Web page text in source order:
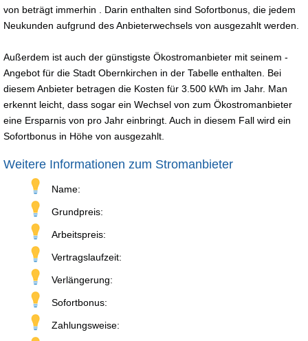
von beträgt immerhin . Darin enthalten sind Sofortbonus, die jedem
Neukunden aufgrund des Anbieterwechsels von ausgezahlt werden.
Außerdem ist auch der günstigste Ökostromanbieter mit seinem -
Angebot für die Stadt Obernkirchen in der Tabelle enthalten. Bei
diesem Anbieter betragen die Kosten für 3.500 kWh im Jahr. Man
erkennt leicht, dass sogar ein Wechsel von zum Ökostromanbieter
eine Ersparnis von pro Jahr einbringt. Auch in diesem Fall wird ein
Sofortbonus in Höhe von ausgezahlt.
Weitere Informationen zum Stromanbieter
Name:
Grundpreis:
Arbeitspreis:
Vertragslaufzeit:
Verlängerung:
Sofortbonus:
Zahlungsweise: